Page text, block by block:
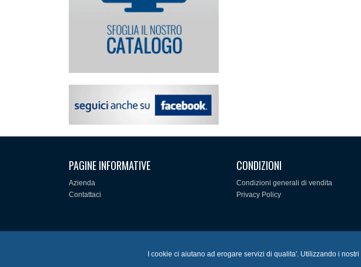
PAGINE INFORMATIVE
Azienda
Contattaci
CONDIZIONI
Condizioni generali di vendita
Privacy Policy
I cookie ci aiutano ad erogare servizi di qualita'. Utilizzando i